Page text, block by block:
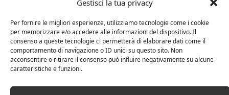
Gestisci la tua privacy
Per fornire le migliori esperienze, utilizziamo tecnologie come i cookie
per memorizzare e/o accedere alle informazioni del dispositivo. Il
consenso a queste tecnologie ci permetterà di elaborare dati come il
comportamento di navigazione o ID unici su questo sito. Non
acconsentire o ritirare il consenso può influire negativamente su alcune
caratteristiche e funzioni.